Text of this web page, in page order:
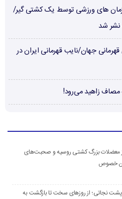
های ورزشی توسط یک کشتی گیر/
نشر شد
جهان/نایب قهرمانی ایران در
مصاف زاهید می‌رود!
معضلات بزرگ کشتی روسیه و صحبت‌های
خصوص
نجاتی؛ از روزهای سخت تا بازگشت به